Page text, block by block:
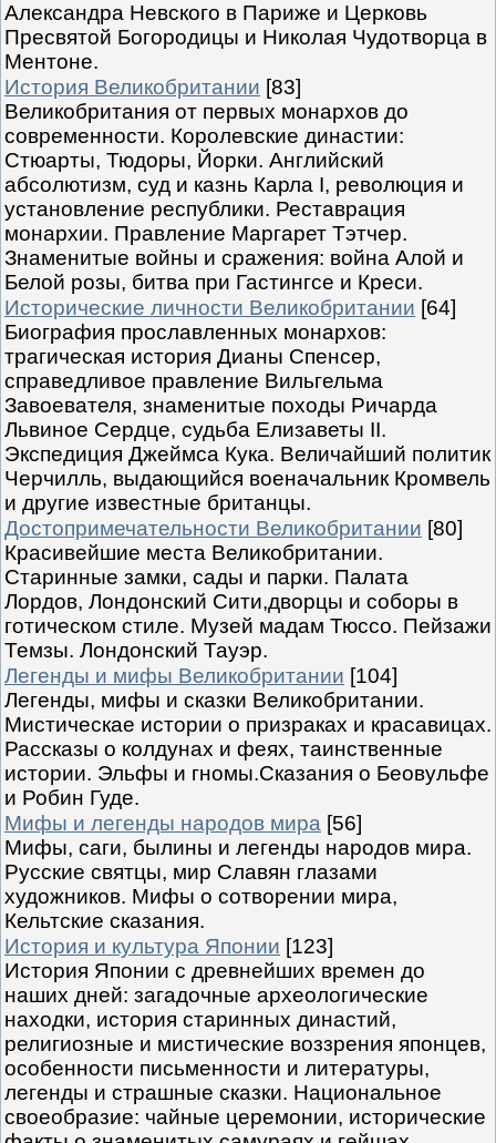
Александра Невского в Париже и Церковь
Пресвятой Богородицы и Николая Чудотворца в
Ментоне.
История Великобритании [83]
Великобритания от первых монархов до
современности. Королевские династии:
Стюарты, Тюдоры, Йорки. Английский
абсолютизм, суд и казнь Карла I, революция и
установление республики. Реставрация
монархии. Правление Маргарет Тэтчер.
Знаменитые войны и сражения: война Алой и
Белой розы, битва при Гастингсе и Креси.
Исторические личности Великобритании [64]
Биография прославленных монархов:
трагическая история Дианы Спенсер,
справедливое правление Вильгельма
Завоевателя, знаменитые походы Ричарда
Львиное Сердце, судьба Елизаветы II.
Экспедиция Джеймса Кука. Величайший политик
Черчилль, выдающийся военачальник Кромвель
и другие известные британцы.
Достопримечательности Великобритании [80]
Красивейшие места Великобритании.
Старинные замки, сады и парки. Палата
Лордов, Лондонский Сити,дворцы и соборы в
готическом стиле. Музей мадам Тюссо. Пейзажи
Темзы. Лондонский Тауэр.
Легенды и мифы Великобритании [104]
Легенды, мифы и сказки Великобритании.
Мистическае истории о призраках и красавицах.
Рассказы о колдунах и феях, таинственные
истории. Эльфы и гномы.Сказания о Беовульфе
и Робин Гуде.
Мифы и легенды народов мира [56]
Мифы, саги, былины и легенды народов мира.
Русские святцы, мир Славян глазами
художников. Мифы о сотворении мира,
Кельтские сказания.
История и культура Японии [123]
История Японии с древнейших времен до
наших дней: загадочные археологические
находки, история старинных династий,
религиозные и мистические воззрения японцев,
особенности письменности и литературы,
легенды и страшные сказки. Национальное
своеобразие: чайные церемонии, исторические